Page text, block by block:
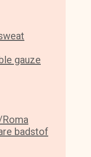
gauze
badstof